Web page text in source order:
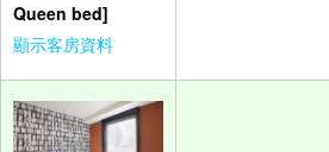
Queen bed]
顯示客房資料